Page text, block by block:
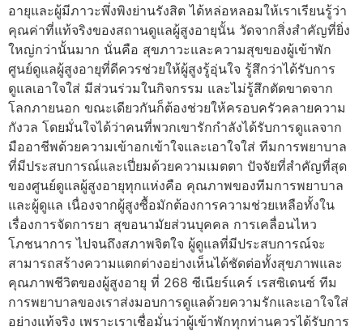
อายุและผู้มีภาวะพึ่งพิงย่านรังสิต ได้หล่อหลอมให้เราเรียนรู้ว่า
คุณค่าที่แท้จริงของสถานดูแลผู้สูงอายุนั้น วัดจากสิ่งสำคัญที่ยิ่ง
ใหญ่กว่านั้นมาก นั่นคือ สุขภาวะและความสุขของผู้เข้าพัก
ศูนย์ดูแลผู้สูงอายุที่ดีควรช่วยให้ผู้สูงรู้อุ่นใจ รู้สึกว่าได้รับการ
ดูแลเอาใจใส่ มีส่วนร่วมในกิจกรรม และไม่รู้สึกตัดขาดจาก
โลกภายนอก ขณะเดียวกันก็ต้องช่วยให้ครอบครัวคลายความ
กังวล โดยมั่นใจได้ว่าคนที่พวกเขารักกำลังได้รับการดูแลจาก
มืออาชีพด้วยความเข้าอกเข้าใจและเอาใจใส่ ทีมการพยาบาล
ที่มีประสบการณ์และเปี่ยมด้วยความเมตตา ปัจจัยที่สำคัญที่สุด
ของศูนย์ดูแลผู้สูงอายุทุกแห่งคือ คุณภาพของทีมการพยาบาล
และผู้ดูแล เนื่องจากผู้สูงซื้อมักต้องการความช่วยเหลือทั้งใน
เรื่องการจัดการยา สุขอนามัยส่วนบุคคล การเคลื่อนไหว
โภชนาการ ไปจนถึงสภาพจิตใจ ผู้ดูแลที่มีประสบการณ์จะ
สามารถสร้างความแตกต่างอย่างเห็นได้ชัดต่อทั้งสุขภาพและ
คุณภาพชีวิตของผู้สูงอายุ ที่ 268 ซีเนียร์แคร์ เรสซิเดนซ์ ทีม
การพยาบาลของเราส่งมอบการดูแลด้วยความรักและเอาใจใส่
อย่างแท้จริง เพราะเราเชื่อมั่นว่าผู้เข้าพักทุกท่านควรได้รับการ